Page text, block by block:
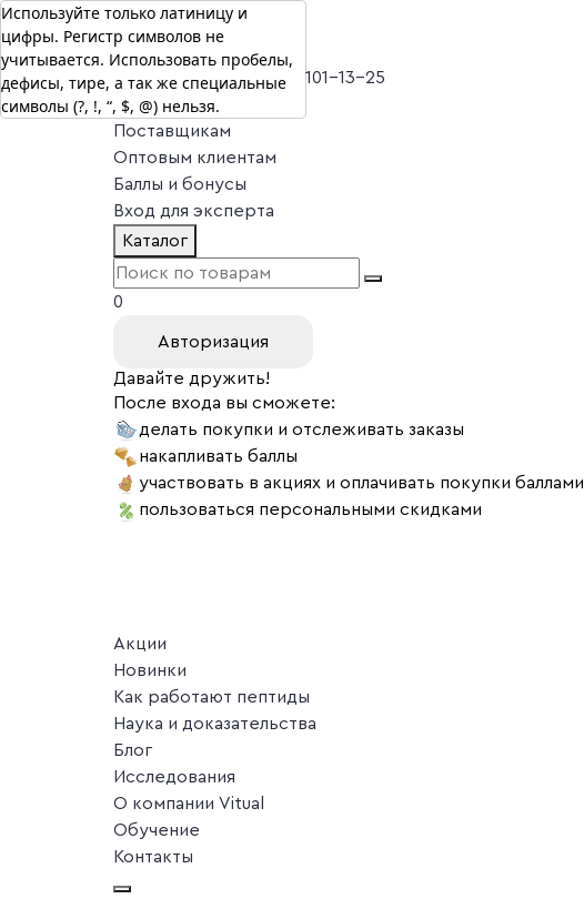
г. Москва
Vitual Peptide+7 (800) 101-13-25
Специалистам
Поставщикам
Оптовым клиентам
Баллы и бонусы
Вход для эксперта
Каталог
0
Авторизация
Давайте дружить!
После входа вы сможете:
делать покупки и отслеживать заказы
накапливать баллы
участвовать в акциях и оплачивать покупки баллами
пользоваться персональными скидками
Акции
Новинки
Как работают пептиды
Наука и доказательства
Блог
Исследования
О компании Vitual
Обучение
Контакты
Используйте только латиницу и
цифры. Регистр символов не
учитывается. Использовать пробелы,
дефисы, тире, а так же специальные
символы (?, !, “, $, @) нельзя.